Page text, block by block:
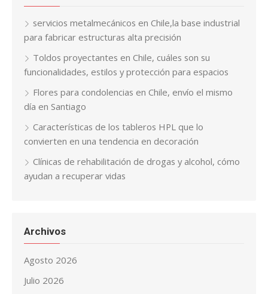
servicios metalmecánicos en Chile,la base industrial
para fabricar estructuras alta precisión
Toldos proyectantes en Chile, cuáles son su
funcionalidades, estilos y protección para espacios
Flores para condolencias en Chile, envío el mismo
día en Santiago
Características de los tableros HPL que lo
convierten en una tendencia en decoración
Clínicas de rehabilitación de drogas y alcohol, cómo
ayudan a recuperar vidas
Archivos
Agosto 2026
Julio 2026